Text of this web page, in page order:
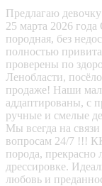
Предлагаю
25 марта 2026
породная, без
полностью
проверены по
Ленобласти,
продаже! Наши
аддаптированы, с
ручные и смелые
Мы всегда на
вопросам 24/7 !!!
порода, прекрасно
дрессировке.
любовь и